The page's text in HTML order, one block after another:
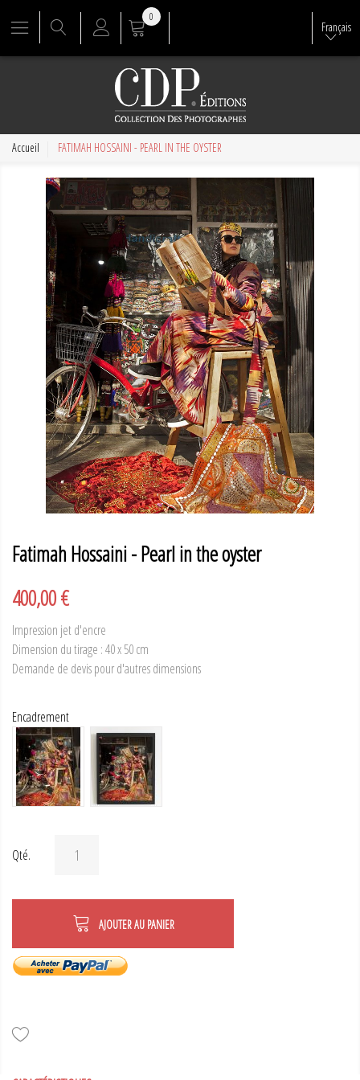
Français
0
Accueil FATIMAH HOSSAINI - PEARL IN THE OYSTER
Fatimah Hossaini - Pearl in the oyster
400,00 €
Impression jet d'encre
Dimension du tirage : 40 x 50 cm
Demande de devis pour d'autres dimensions
Encadrement
Qté.
AJOUTER AU PANIER